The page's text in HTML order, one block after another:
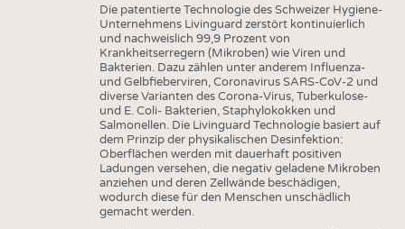
AUSSCHREIBUNGEN
DTV AUSSCHREIBUNGSDIENST
DAUNENCHECK
ADRESSEN & LINKS
PUBLIKATIONEN
TERMINE
BRANCHENTERMINE
Die patentierte Technologie des Schweizer Hygiene-
Unternehmens Livinguard zerstört kontinuierlich
und nachweislich 99,9 Prozent von
Krankheitserregern (Mikroben) wie Viren und
Bakterien. Dazu zählen unter anderem Influenza-
und Gelbfieberviren, Coronavirus SARS-CoV-2 und
diverse Varianten des Corona-Virus, Tuberkulose-
und E. Coli- Bakterien, Staphylokokken und
Salmonellen. Die Livinguard Technologie basiert auf
dem Prinzip der physikalischen Desinfektion:
Oberflächen werden mit dauerhaft positiven
Ladungen versehen, die negativ geladene Mikroben
anziehen und deren Zellwände beschädigen,
wodurch diese für den Menschen unschädlich
gemacht werden.